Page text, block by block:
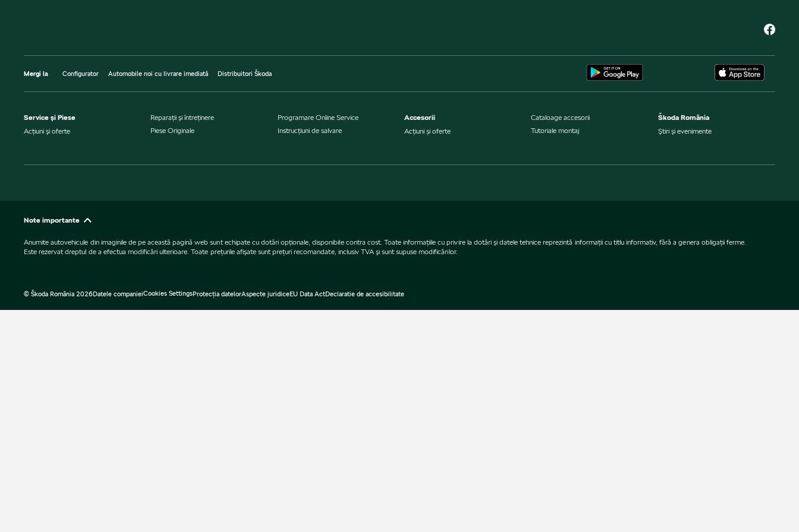
Mergi la Configurator Automobile noi cu livrare imediată Distribuitori Škoda
Service şi Piese
Acţiuni şi oferte
Reparaţii şi întreţinere
Piese Originale
Programare Online Service
Instrucţiuni de salvare
Accesorii
Acțiuni și oferte
Cataloage accesorii
Tutoriale montaj
Škoda România
Ştiri şi evenimente
Note importante
Anumite autovehicule din imaginile de pe această pagină web sunt echipate cu dotări opţionale, disponibile contra cost. Toate informaţiile cu privire la dotări şi datele tehnice reprezintă informaţii cu titlu informativ, fără a genera obligaţii ferme.
Este rezervat dreptul de a efectua modificări ulterioare. Toate preţurile afişate sunt preţuri recomandate, inclusiv TVA şi sunt supuse modificărilor.
© Škoda România 2026Datele companieiCookies SettingsProtecţia datelorAspecte juridiceEU Data ActDeclaratie de accesibilitate